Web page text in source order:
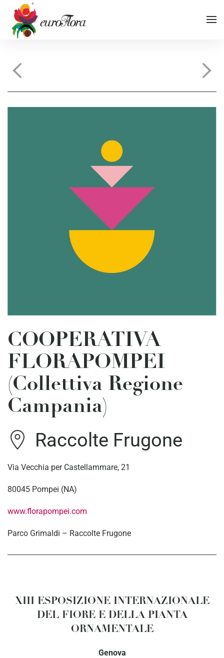
Vai al contenuto principale
COOPERATIVA
FLORAPOMPEI
(Collettiva Regione
Campania)
Raccolte Frugone
Via Vecchia per Castellammare, 21
80045 Pompei (NA)
www.florapompei.com
Parco Grimaldi – Raccolte Frugone
XIII ESPOSIZIONE INTERNAZIONALE
DEL FIORE E DELLA PIANTA
ORNAMENTALE
Genova